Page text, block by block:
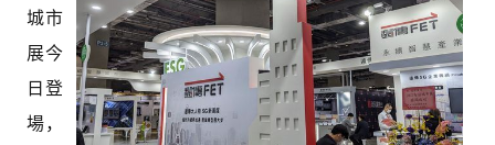
城市
展今
日登
場，